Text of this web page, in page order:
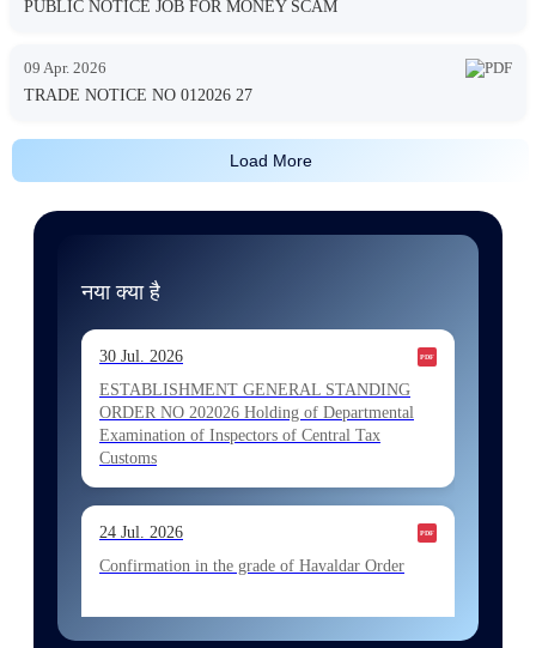
PUBLIC NOTICE JOB FOR MONEY SCAM
09 Apr. 2026
TRADE NOTICE NO 012026 27
Load More
नया क्या है
30 Jul. 2026
ESTABLISHMENT GENERAL STANDING
ORDER NO 202026 Holding of Departmental
Examination of Inspectors of Central Tax
Customs
24 Jul. 2026
Confirmation in the grade of Havaldar Order